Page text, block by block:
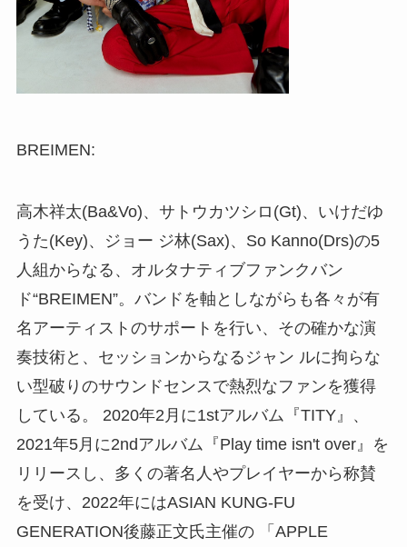
BREIMEN:
高木祥太(Ba&Vo)、サトウカツシロ(Gt)、いけだゆ
うた(Key)、ジョー ジ林(Sax)、So Kanno(Drs)の5
人組からなる、オルタナティブファンクバン
ド“BREIMEN”。バンドを軸としながらも各々が有
名アーティストのサポートを行い、その確かな演
奏技術と、セッションからなるジャン ルに拘らな
い型破りのサウンドセンスで熱烈なファンを獲得
している。 2020年2月に1stアルバム『TITY』、
2021年5月に2ndアルバム『Play time isn't over』を
リリースし、多くの著名人やプレイヤーから称賛
を受け、2022年にはASIAN KUNG-FU
GENERATION後藤正文氏主催の 「APPLE